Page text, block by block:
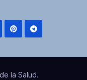
la Salud.